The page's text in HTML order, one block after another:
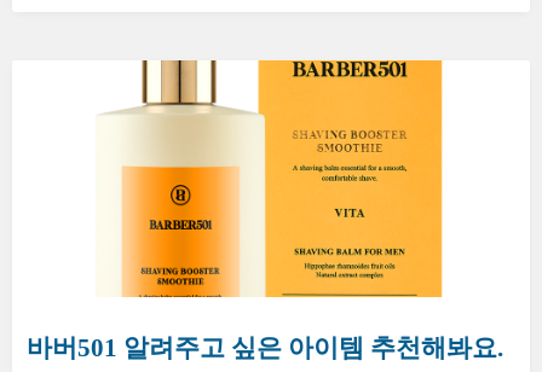
바버501 알려주고 싶은 아이템 추천해봐요.